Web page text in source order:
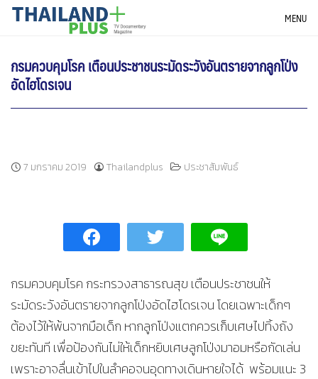
SkipTHAILANDPLUS NEWS MENU
กรมควบคุมโรค เตือนประชาชนระมัดระวังอันตรายจากลูกโป่ง
อัดไฮโดรเจน
7 มกราคม 2019 Thailandplus ประชาสัมพันธ์
กรมควบคุมโรค กระทรวงสาธารณสุข เตือนประชาชนให้
ระมัดระวังอันตรายจากลูกโป่งอัดไฮโดรเจน โดยเฉพาะเด็กๆ
ต้องไว้ให้พ้นจากมือเด็ก หากลูกโป่งแตกควรเก็บเศษไปทิ้งถัง
ขยะทันที เพื่อป้องกันไม่ให้เด็กหยิบเศษลูกโป่งมาอมหรือกัดเล่น
เพราะอาจลื่นเข้าไปในลำคอจนอุดทางเดินหายใจได้ พร้อมแนะ 3